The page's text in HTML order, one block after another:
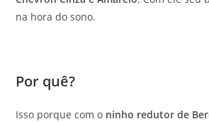
na hora do sono.
Por quê?
Isso porque com o ninho redutor de